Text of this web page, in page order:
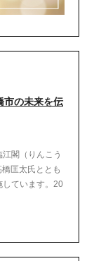
市の未来を伝
閣（りんこう
匡太氏ととも
しています。20